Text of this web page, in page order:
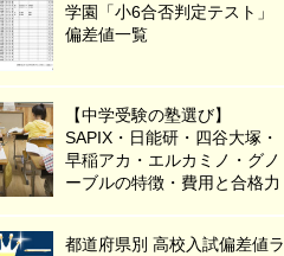
学園「小6合否判定テスト」
偏差値一覧
【中学受験の塾選び】
SAPIX・日能研・四谷大塚・
早稲アカ・エルカミノ・グノ
ーブルの特徴・費用と合格力
都道府県別 高校入試偏差値ラ